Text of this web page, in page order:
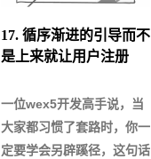
17. 循序渐进的引导而不
是上来就让用户注册
一位wex5开发高手说，当
大家都习惯了套路时，你一
定要学会另辟蹊径，这句话